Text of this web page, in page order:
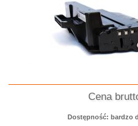
Cena
Dostępność: bardzo